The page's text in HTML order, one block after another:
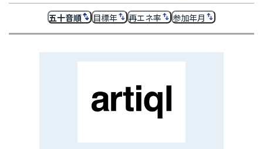
五十音順 目標年 再エネ率 参加年月